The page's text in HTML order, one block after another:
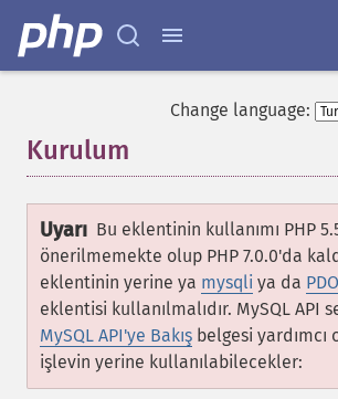
Change language:
Kurulum
Uyarı Bu eklentinin kullanımı PHP
önerilmemekte olup PHP 7.0.0'da
eklentinin yerine ya mysqli ya da
eklentisi kullanılmalıdır. MySQL API
MySQL API'ye Bakış belgesi yardımcı
işlevin yerine kullanılabilecekler: